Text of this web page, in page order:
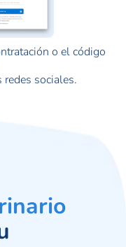
o el código
redes sociales.